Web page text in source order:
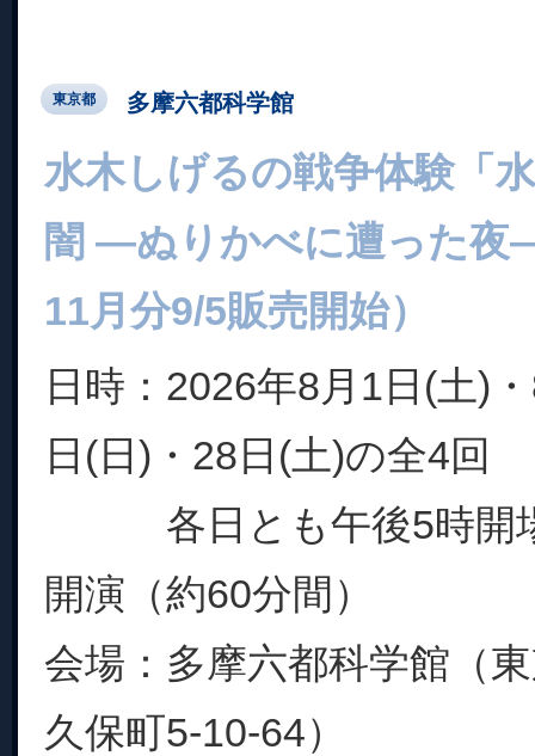
東京都 多摩六都科学館
水木しげるの戦争体験「
闇 ―ぬりかべに遭った夜
11月分9/5販売開始）
日時：2026年8月1日(土)
日(日)・28日(土)の全4回
各日とも午後5時開場
開演（約60分間）
会場：多摩六都科学館（
久保町5-10-64）